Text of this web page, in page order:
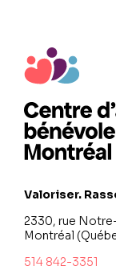
Valoriser.
2330, rue
Montréal
514 842-3351